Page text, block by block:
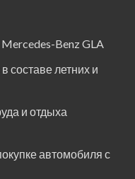
Benz GLA
составе летних и
и отдыха
автомобиля с